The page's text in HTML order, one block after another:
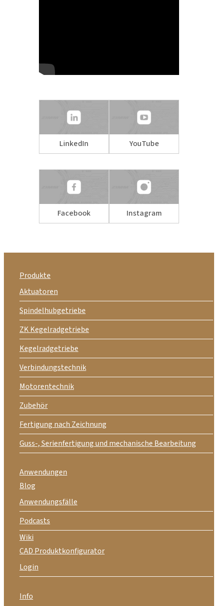
LinkedIn YouTube
Facebook Instagram
Produkte
Aktuatoren
Spindelhubgetriebe
ZK Kegelradgetriebe
Kegelradgetriebe
Verbindungstechnik
Motorentechnik
Zubehör
Fertigung nach Zeichnung
Guss-, Serienfertigung und mechanische Bearbeitung
Anwendungen
Blog
Anwendungsfälle
Podcasts
Wiki
CAD Produktkonfigurator
Login
Info